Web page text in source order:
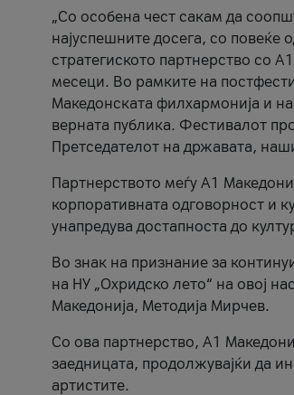
„Со особена чест сакам да
најуспешните досега, со повеќе
стратегиското партнерство со
месеци. Во рамките на
Македонската филхармонија и
верната публика. Фестивалот
Претседателот на државата,
Партнерството меѓу A1
корпоративната одговорност и
унапредува достапноста до
Во знак на признание за
на НУ „Охридско лето“ на овој
Македонија, Методија Мирчев.
Со ова партнерство, A1
заедницата, продолжувајќи да
артистите.